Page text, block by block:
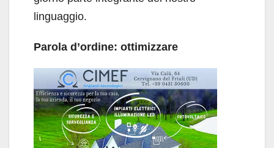
linguaggio.
Parola d’ordine: ottimizzare